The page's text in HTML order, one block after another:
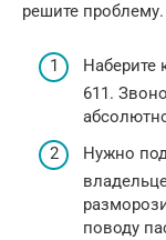
решите проблему.
Наберите
611.
Нужно
поводу